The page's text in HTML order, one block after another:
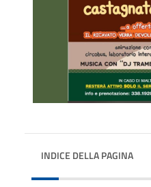
INDICE DELLA PAGINA